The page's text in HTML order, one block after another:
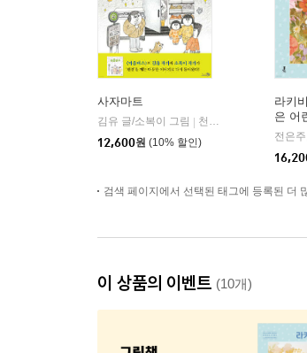
사자마트
김유 글/소복이 그림
천개의바람
12,600원 (10% 할인)
라키
은 어
검색 페이지에서 선택된 태그에 등록된 더
이 상품의 이벤트 (10개)